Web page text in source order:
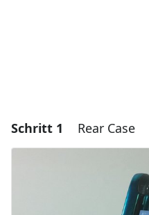
Schritt 1 Rear Case